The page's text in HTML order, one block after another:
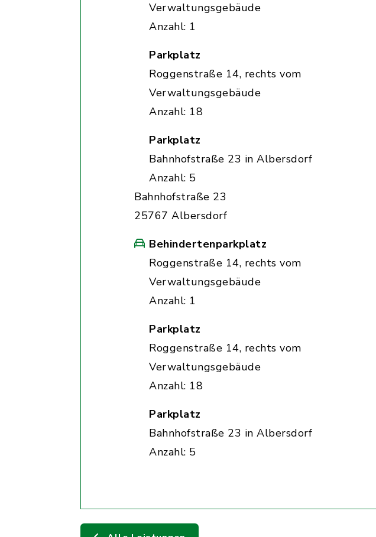
Verwaltungsgebäude
Anzahl: 1
Parkplatz
Roggenstraße 14, rechts vom
Verwaltungsgebäude
Anzahl: 18
Parkplatz
Bahnhofstraße 23 in Albersdorf
Anzahl: 5
Bahnhofstraße 23
25767 Albersdorf
Behindertenparkplatz
Roggenstraße 14, rechts vom
Verwaltungsgebäude
Anzahl: 1
Parkplatz
Roggenstraße 14, rechts vom
Verwaltungsgebäude
Anzahl: 18
Parkplatz
Bahnhofstraße 23 in Albersdorf
Anzahl: 5